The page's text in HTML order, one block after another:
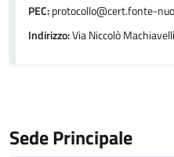
PEC:protocollo@cert.fonte-
Indirizzo:Via Niccolò
Sede Principale